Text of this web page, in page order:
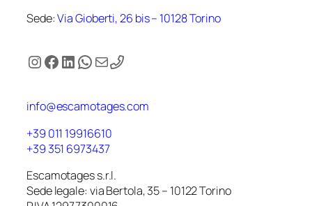
Sede:Via Gioberti, 26 bis – 10128 Torino
Instagram
Facebook
LinkedIn
WhatsApp
Email
info@escamotages.com
+39 011 19916610
+39 351 6973437
Escamotages s.r.l.
Sede legale: via Bertola, 35 – 10122 Torino